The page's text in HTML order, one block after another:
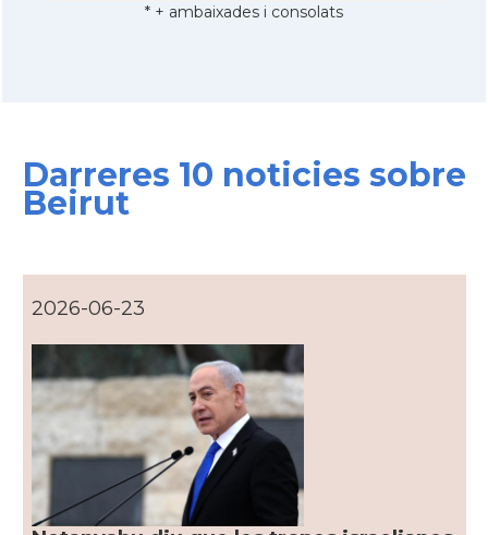
* + ambaixades i consolats
Darreres 10 noticies sobre
Beirut
2026-06-23